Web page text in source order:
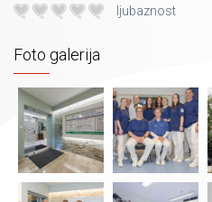
ljubaznost
Foto galerija